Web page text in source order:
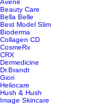
Avène
Beauty Care
Bella Belle
Best Model Slim
Bioderma
Collagen CD
CosmeRx
CRX
Dermedicine
Dr.Brandt
Giori
Heliocare
Hush & Hush
Image Skincare